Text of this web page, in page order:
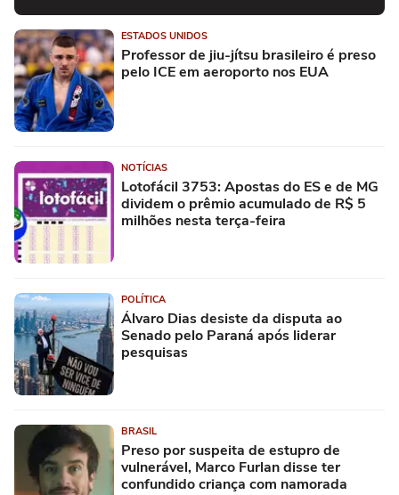
ESTADOS UNIDOS
Professor de jiu-jítsu brasileiro é preso
pelo ICE em aeroporto nos EUA
NOTÍCIAS
Lotofácil 3753: Apostas do ES e de MG
dividem o prêmio acumulado de R$ 5
milhões nesta terça-feira
POLÍTICA
Álvaro Dias desiste da disputa ao
Senado pelo Paraná após liderar
pesquisas
BRASIL
Preso por suspeita de estupro de
vulnerável, Marco Furlan disse ter
confundido criança com namorada